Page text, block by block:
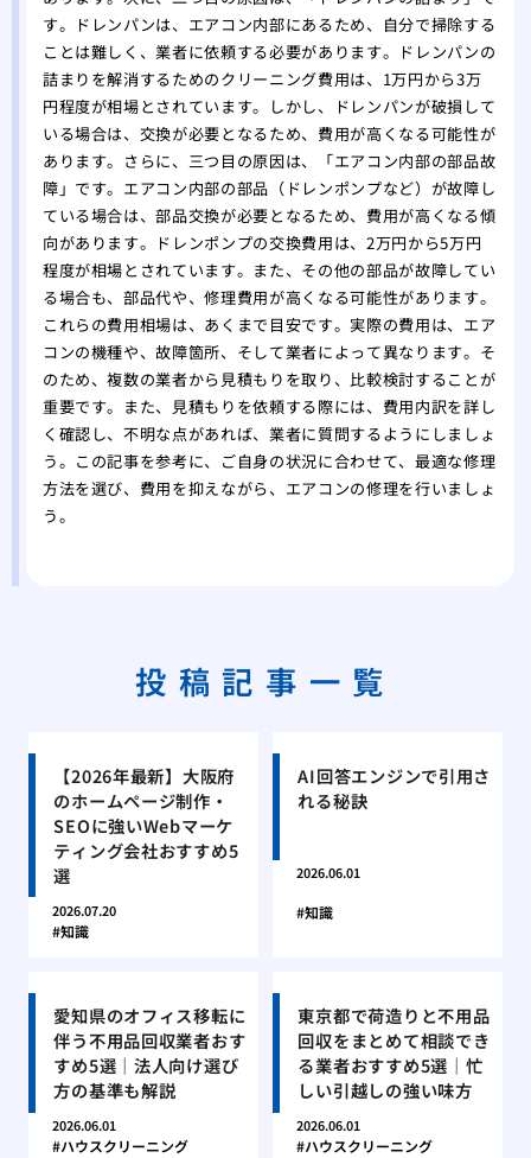
す。ドレンパンは、エアコン内部にあるため、自分で掃除する
ことは難しく、業者に依頼する必要があります。ドレンパンの
詰まりを解消するためのクリーニング費用は、1万円から3万
円程度が相場とされています。しかし、ドレンパンが破損して
いる場合は、交換が必要となるため、費用が高くなる可能性が
あります。さらに、三つ目の原因は、「エアコン内部の部品故
障」です。エアコン内部の部品（ドレンポンプなど）が故障し
ている場合は、部品交換が必要となるため、費用が高くなる傾
向があります。ドレンポンプの交換費用は、2万円から5万円
程度が相場とされています。また、その他の部品が故障してい
る場合も、部品代や、修理費用が高くなる可能性があります。
これらの費用相場は、あくまで目安です。実際の費用は、エア
コンの機種や、故障箇所、そして業者によって異なります。そ
のため、複数の業者から見積もりを取り、比較検討することが
重要です。また、見積もりを依頼する際には、費用内訳を詳し
く確認し、不明な点があれば、業者に質問するようにしましょ
う。この記事を参考に、ご自身の状況に合わせて、最適な修理
方法を選び、費用を抑えながら、エアコンの修理を行いましょ
う。
投稿記事一覧
【2026年最新】大阪府
のホームページ制作・
SEOに強いWebマーケ
ティング会社おすすめ5
選
2026.07.20
知識
AI回答エンジンで引用さ
れる秘訣
2026.06.01
知識
愛知県のオフィス移転に
伴う不用品回収業者おす
すめ5選｜法人向け選び
方の基準も解説
2026.06.01
ハウスクリーニング
東京都で荷造りと不用品
回収をまとめて相談でき
る業者おすすめ5選｜忙
しい引越しの強い味方
2026.06.01
ハウスクリーニング